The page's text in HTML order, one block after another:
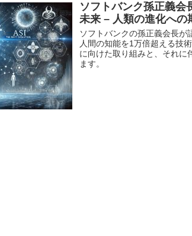
ソフトバンク孫正義会
未来 – 人類の進化への
ソフトバンクの孫正義会長が
人間の知能を1万倍超える技
に向けた取り組みと、それに
ます。